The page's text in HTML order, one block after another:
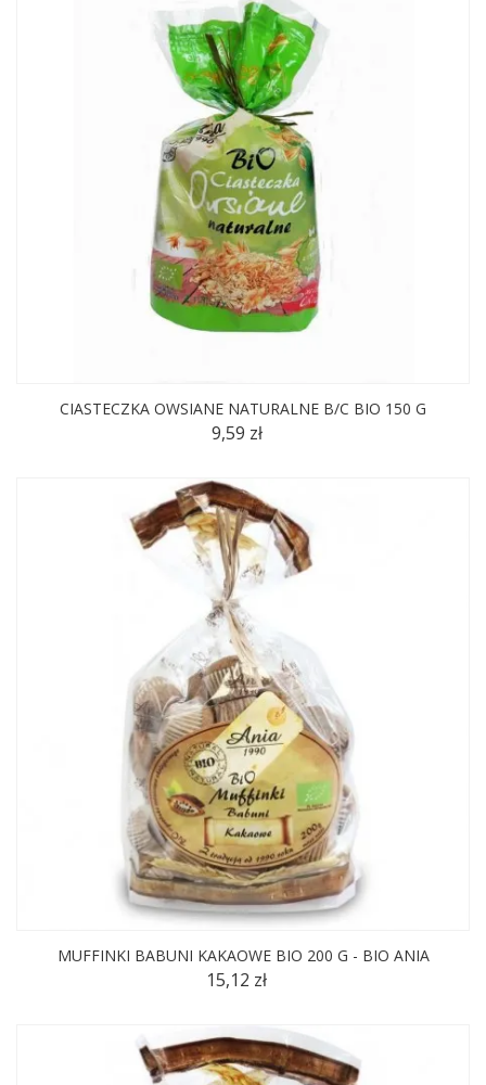
CIASTECZKA OWSIANE NATURALNE B/C BIO 150 G
9,59 zł
MUFFINKI BABUNI KAKAOWE BIO 200 G - BIO ANIA
15,12 zł